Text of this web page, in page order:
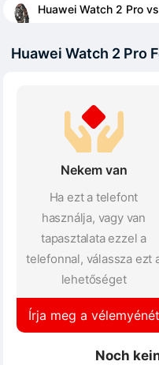
Huawei Watch 2 Pro
Nekem van
Ha ezt a telefont
használja, vagy van
tapasztalata ezzel a
telefonnal, válassza ezt
lehetőséget
Írja meg a vélemyénét
Noch